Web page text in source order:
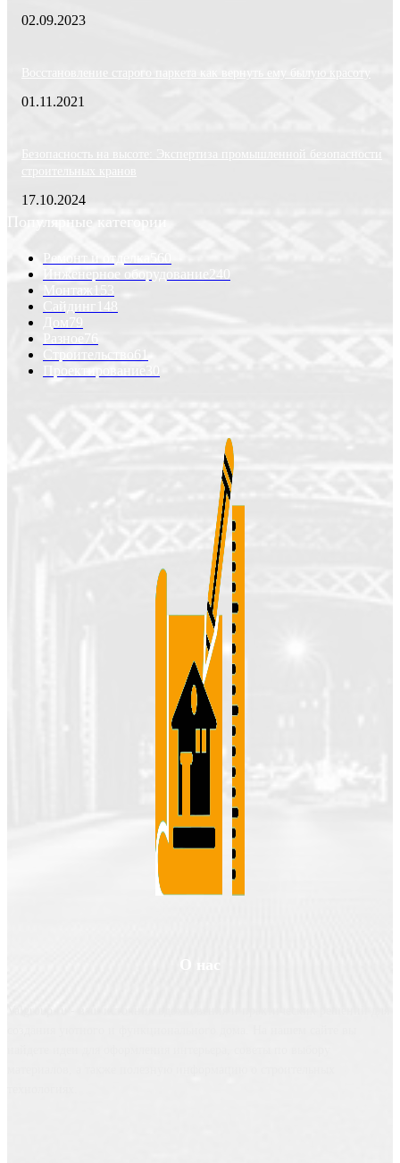
02.09.2023
Восстановление старого паркета как вернуть ему былую красоту
01.11.2021
Безопасность на высоте: Экспертиза промышленной безопасности
строительных кранов
17.10.2024
Популярные категории
Ремонт и отделка
Инженерное оборудование
240
Монтаж
153
Сайдинг
148
Дом 79
Разное 76
Строительство
Проектирование